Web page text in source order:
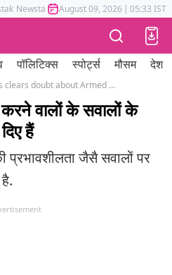
Newstak Mumbai Tak Astrotak
August 09, 2026 | 05:33 IST
पॉलिटिक्स स्पोर्ट्स मौसम देश
Govt officials clears doubt about Armed Forces new recruitment programme Agnipath
वालों के सवालों के
हैं
प्रभावशीलता जैसै सवालों पर